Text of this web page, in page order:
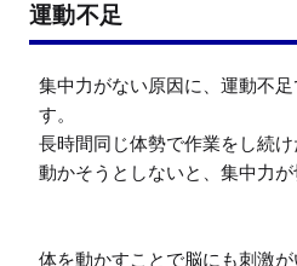
運動不足
集中力がない原因に、運動不
す。
長時間同じ体勢で作業をし続
動かそうとしないと、集中力が
体を動かすことで脳にも刺激